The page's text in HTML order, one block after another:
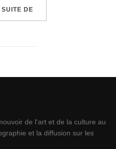
DE
de l'art et de la culture au
et la diffusion sur les